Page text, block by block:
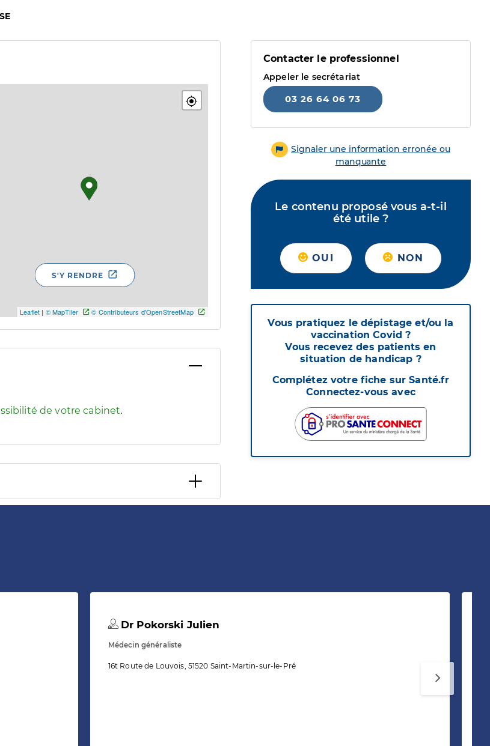
Leaflet | © MapTiler © Contributeurs d'OpenStreetMap
S'Y RENDRE
les informations d'accessibilité associées
de votre cabinet.
Contacter le professionnel
Appeler le secrétariat
03 26 64 06 73
Signaler une information erronée ou
manquante
Le contenu proposé vous a-t-il
été utile ?
OUI NON
Vous pratiquez le dépistage et/ou la
vaccination Covid ?
Vous recevez des patients en
situation de handicap ?
Complétez votre fiche sur Santé.fr
Connectez-vous avec
Dr Pokorski Julien
Médecin généraliste
16t Route de Louvois, 51520 Saint-Martin-sur-le-Pré